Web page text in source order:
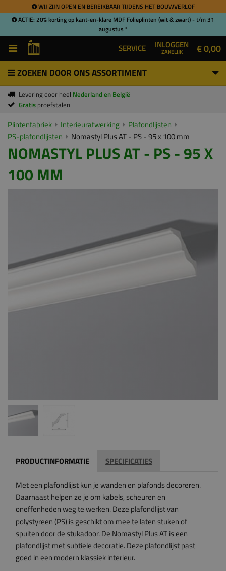
WIJ ZIJN OPEN EN BEREIKBAAR TIJDENS HET BOUWVERLOF
ACTIE: 20% korting op kant-en-klare MDF Folieplinten (wit & zwart) - t/m 31
augustus *
SERVICE INLOGGEN
ZAKELIJK € 0,00
ZOEKEN DOOR ONS ASSORTIMENT
Levering door heel Nederland en België
Gratis proefstalen
Plintenfabriek Interieurafwerking
Plafondlijsten
PS-plafondlijsten
Nomastyl Plus AT - PS - 95 x 100 mm
NOMASTYL PLUS AT - PS - 95 X
100 MM
PRODUCTINFORMATIE SPECIFICATIES
Met een plafondlijst kun je wanden en plafonds decoreren.
Daarnaast helpen ze je om kabels, scheuren en
oneffenheden weg te werken. Deze plafondlijst van
polystyreen (PS) is geschikt om mee te laten stuken of
spuiten door de stukadoor. De Nomastyl Plus AT is een
plafondlijst met subtiele decoratie. Deze plafondlijst past
goed in een modern klassiek interieur.